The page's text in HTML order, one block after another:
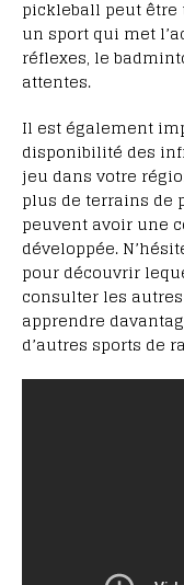
pickleball peut être
un sport qui met
réflexes, le
attentes.
Il est également
disponibilité des
jeu dans votre
plus de terrains de
peuvent avoir une
développée.
pour découvrir
consulter les
apprendre
d’autres sports de